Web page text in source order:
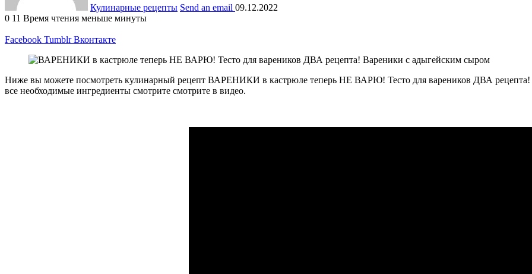
Кулинарные рецепты Send an email 09.12.2022
0 11 Время чтения меньше минуты
Facebook Tumblr Вконтакте
Ниже вы можете посмотреть кулинарный рецепт ВАРЕНИКИ в кастрюле теперь НЕ ВАРЮ! Тесто для вареников ДВА
все необходимые ингредиенты смотрите смотрите в видео.